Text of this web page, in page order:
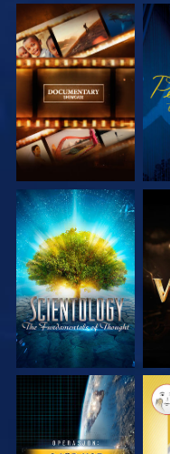
UTFORSK SERIEN
UTFORSK SERIEN
SE